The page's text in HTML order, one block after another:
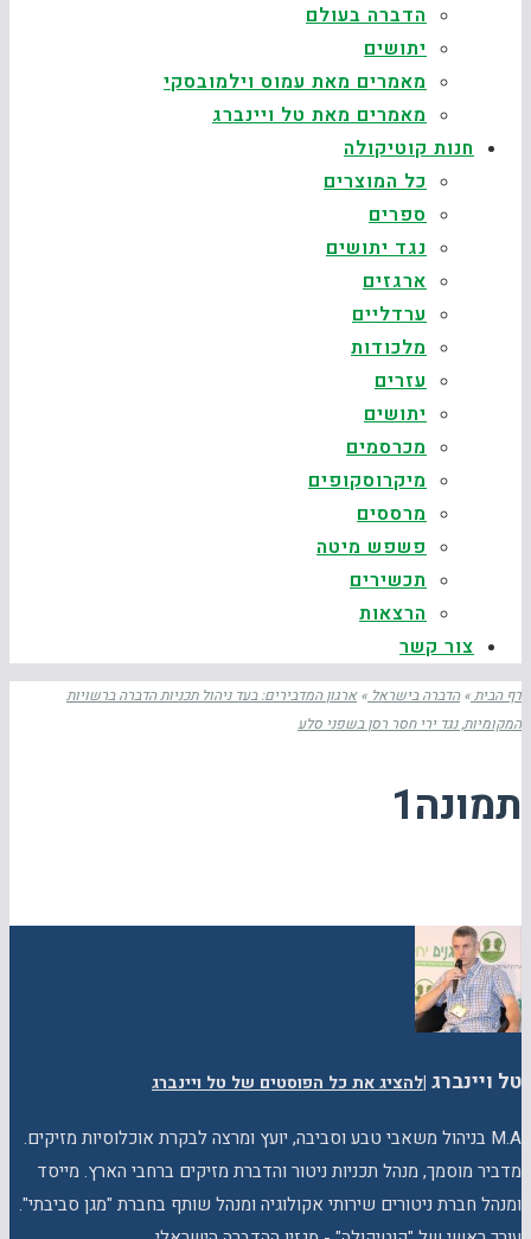
הדברה בעולם
יתושים
מאמרים מאת עמוס וילמובסקי
מאמרים מאת טל ויינברג
חנות קוטיקולה
כל המוצרים
ספרים
נגד יתושים
ארגזים
ערדליים
מלכודות
עזרים
יתושים
מכרסמים
מיקרוסקופים
מרססים
פשפש מיטה
תכשירים
הרצאות
צור קשר
דף הבית» הדברה בישראל » ארגון המדבירים: בעד ניהול תכניות הדברה ברשויות
המקומיות, נגד ירי חסר רסן בשפני סלע
תמונה1
טל ויינברג |להציג את כל הפוסטים של טל ויינברג
M.A בניהול משאבי טבע וסביבה, יועץ ומרצה לבקרת אוכלוסיות מזיקים.
מדביר מוסמך, מנהל תכניות ניטור והדברת מזיקים ברחבי הארץ. מייסד
ומנהל חברת ניטורים שירותי אקולוגיה ומנהל שותף בחברת "מגן סביבתי".